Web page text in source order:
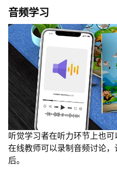
音频学习
听觉学习者在听力环节上也可
在线教师可以录制音频讨论
后。